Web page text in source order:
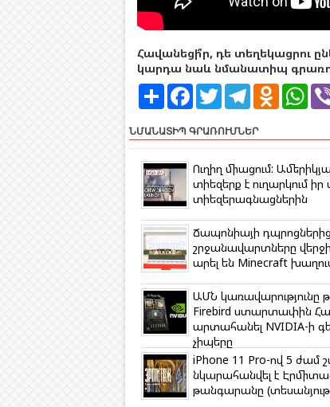
Հավանեցի՞ր, դե տեղեկացրու
կարդա նաև նմանատիպ
S
r
e
F
e
b
o
T
w
t
t
T
e
g
a
m
O
k
a
s
n
i
k
i
W
s
p
p
ՆՄԱՆԱՏԻՊ ԳՐԱՌՈՒՄՆԵՐ
Ուղիղ միացում:
տիեզերք է ուղարկում
տիեզերագնացներին
Ճապոնիայի
շրջանավարտները
արել են Minecraft
ԱՄՆ կառավարությունը
Firebird ստարտափին
արտահանել NVIDIA-ի
չիպերը
iPhone 11 Pro-ով 5 ժամ
նկարահանվել է
թանգարանը